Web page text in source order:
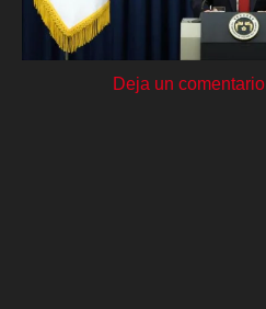
Deja un comentario